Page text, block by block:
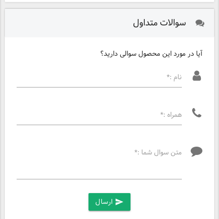
سوالات متداول
آیا در مورد این محصول سوالی دارید؟
نام :*
همراه :*
متن سوال شما :*
send